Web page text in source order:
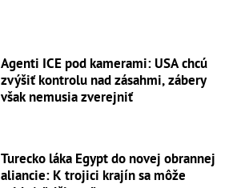
Agenti ICE pod kamerami: USA chcú
zvýšiť kontrolu nad zásahmi, zábery
však nemusia zverejniť
Turecko láka Egypt do novej obrannej
aliancie: K trojici krajín sa môže